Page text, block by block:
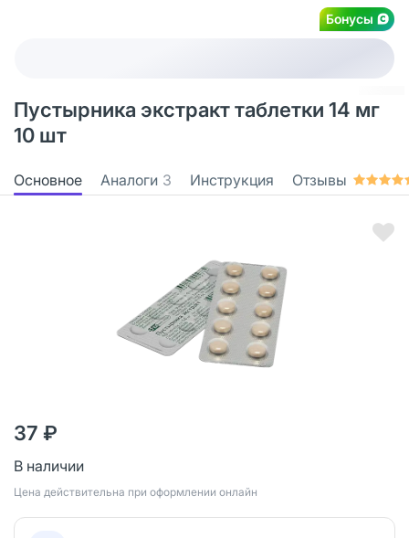
Бонусы
Пустырника экстракт таблетки 14 мг
10 шт
Основное Аналоги 3 Инструкция Отзывы
37 ₽
В наличии
Цена действительна при оформлении онлайн